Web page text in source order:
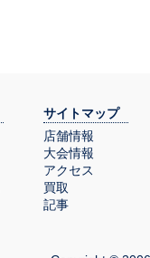
サイトマップ
店舗情報
大会情報
アクセス
買取
記事